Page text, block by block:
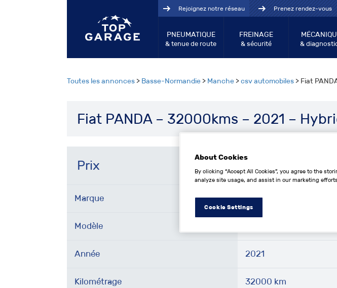
Rejoignez notre réseau Prenez rendez-vous
PNEUMATIQUE
& tenue de route
FREINAGE
& sécurité &
Toutes les annonces > Basse-Normandie > Manche >csv automobiles > Fiat
Fiat PANDA – 32000kms – 2021 –
Prix 11 989
Marque Fiat
Modèle
Année 2021
Kilométrage 32000 km
About Cookies
By clicking “Accept All Cookies”, you agree to the
analyze site usage, and assist in our marketing
Cookie Settings